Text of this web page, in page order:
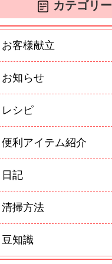
カテゴリー
お客様献立
お知らせ
レシピ
便利アイテム紹介
日記
清掃方法
豆知識